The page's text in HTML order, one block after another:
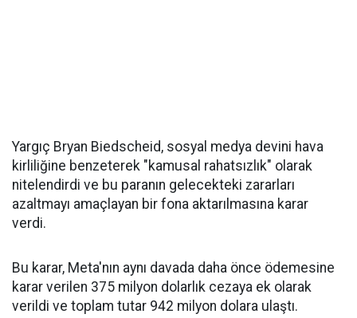
Yargıç Bryan Biedscheid, sosyal medya devini hava
kirliliğine benzeterek "kamusal rahatsızlık" olarak
nitelendirdi ve bu paranın gelecekteki zararları
azaltmayı amaçlayan bir fona aktarılmasına karar
verdi.
Bu karar, Meta'nın aynı davada daha önce ödemesine
karar verilen 375 milyon dolarlık cezaya ek olarak
verildi ve toplam tutar 942 milyon dolara ulaştı.